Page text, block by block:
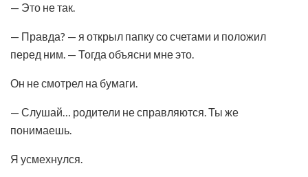
— Это не так.
— Правда? — я открыл папку со счетами и положил
перед ним. — Тогда объясни мне это.
Он не смотрел на бумаги.
— Слушай… родители не справляются. Ты же
понимаешь.
Я усмехнулся.